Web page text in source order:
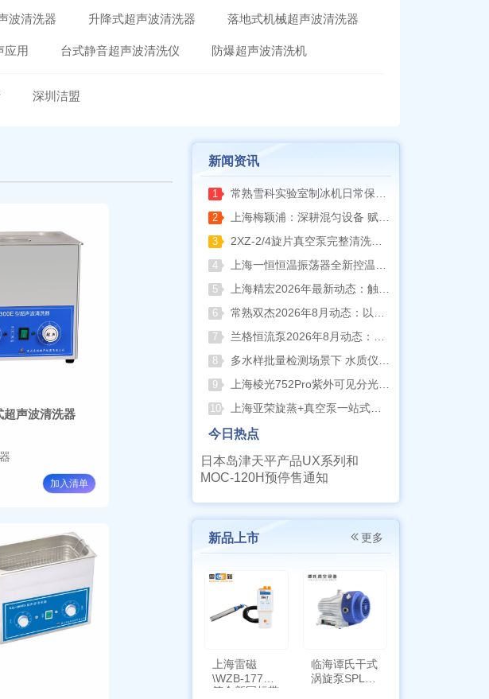
波清洗器 升降式超声波清洗器 落地式机械超声波清洗器
应用 台式静音超声波清洗仪 防爆超声波清洗机
深圳洁盟
超声波清洗器
加入清单
新闻资讯
1 常熟雪科实验室制冰机日常保养要点
2 上海梅颖浦：深耕混匀设备 赋能科研实验稳定开展
3 2XZ-2/4旋片真空泵完整清洗拆装流程（临海永昊真空泵实操指南）
4 上海一恒恒温振荡器全新控温升级技术介绍
5 上海精宏2026年最新动态：触控升级与低温干燥新方案落地
6 常熟双杰2026年8月动态：以产品迭代与资质沉淀夯实实验室设备合规根基
7 兰格恒流泵2026年8月动态：以专利落地与合规升级筑牢精密流体传输根基
8 多水样批量检测场景下 水质仪器提升作业效率的实践思路
9 上海棱光752Pro紫外可见分光光度计核心优势与适用场景解析
10 上海亚荣旋蒸+真空泵一站式实验室配套方案
今日热点
日本岛津天平产品UX系列和
MOC-120H预停售通知
新品上市 更多
上海雷磁
\WZB-177Y
符合新国标带
临海谭氏干式
涡旋泵SPL-